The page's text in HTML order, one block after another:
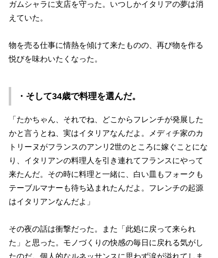
ガムシャラに支店を守った。いつしかイタリアの夢は消
えていた。
物を売る仕事に情熱を傾けて来たものの、再び物を作る
悦びを味わいたくなった。
・そして34歳で料理を選んだ。
「たかちゃん、それでね、どこからフレンチが発展した
かと言うとね、実はイタリアなんだよ。メディチ家のカ
トリーヌがフランスのアンリ2世のところに嫁ぐことにな
り、イタリアンの料理人を引き連れてフランスにやって
来たんだ。その時に料理と一緒に、白い皿もフォークも
テーブルマナーも待ち込まれたんだよ。フレンチの起源
はイタリアンなんだよ」
その夜の話は衝撃だった。また「此処に戻って来られ
た」と思った。モノづくりの快感の毎日に戻れる気がし